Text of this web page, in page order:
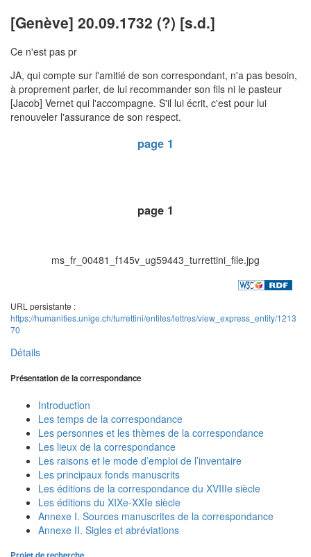
[Genève] 20.09.1732 (?) [s.d.]
Ce n'est pas pr
JA, qui compte sur l'amitié de son correspondant, n'a pas besoin,
à proprement parler, de lui recommander son fils ni le pasteur
[Jacob] Vernet qui l'accompagne. S'il lui écrit, c'est pour lui
renouveler l'assurance de son respect.
page 1
page 1
ms_fr_00481_f145v_ug59443_turrettini_file.jpg
URL persistante :
https://humanities.unige.ch/turrettini/entites/lettres/view_express_entity/1213
70
Détails
Présentation de la correspondance
Introduction
Les temps de la correspondance
Les personnes et les thèmes de la correspondance
Les lieux de la correspondance
Les raisons et le mode d’emploi de l’inventaire
Les principaux fonds manuscrits
Les éditions de la correspondance du XVIIIe siècle
Les éditions du XIXe-XXIe siècle
Annexe I. Sources manuscrites de la correspondance
Annexe II. Sigles et abréviations